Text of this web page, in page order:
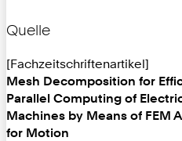
Quelle
[Fachzeitschriftenartikel]
Mesh Decomposition for
Parallel Computing of
Machines by Means of FEM
for Motion